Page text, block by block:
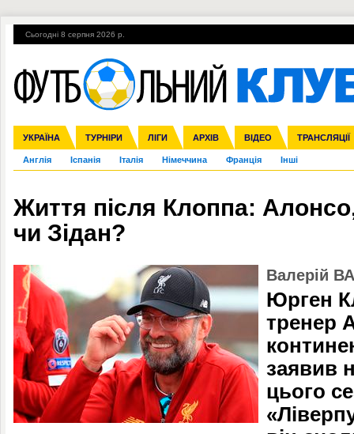
Сьогодні 8 серпня 2026 р.
УКРАЇНА ТУРНІРИ ЛІГИ АРХІВ ВІДЕО ТРАНСЛЯЦІЇ
Збірна Прем'єр-ліга Перша ліга Друга ліга Кубок України
Ліга чемпіонів Ліга Європи Міжнародні Ліга націй Ліга
Англія Іспанія Італія Німеччина Франція Інші
ЧС-2014 ЄВРО-2016 Росія Кубок конфедерацій ЧЄ-2015 (U-
Гарячі теми УПЛ, 2-й тур ВІЙНА УПЛ-ПЕРЕХОДИ
Життя після Клоппа:
чи Зідан?
Валерій
Юрген
тренер
заявив
цього